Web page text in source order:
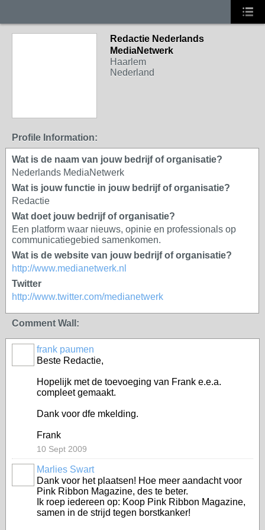
Redactie Nederlands
MediaNetwerk
Haarlem
Nederland
Profile Information:
Wat is de naam van jouw bedrijf of organisatie?
Nederlands MediaNetwerk
Wat is jouw functie in jouw bedrijf of organisatie?
Redactie
Wat doet jouw bedrijf of organisatie?
Een platform waar nieuws, opinie en professionals op
communicatiegebied samenkomen.
Wat is de website van jouw bedrijf of organisatie?
http://www.medianetwerk.nl
Twitter
http://www.twitter.com/medianetwerk
Comment Wall:
frank paumen
Beste Redactie,
Hopelijk met de toevoeging van Frank e.e.a.
compleet gemaakt.
Dank voor dfe mkelding.
Frank
10 Sept 2009
Marlies Swart
Dank voor het plaatsen! Hoe meer aandacht voor
Pink Ribbon Magazine, des te beter.
Ik roep iedereen op: Koop Pink Ribbon Magazine,
samen in de strijd tegen borstkanker!